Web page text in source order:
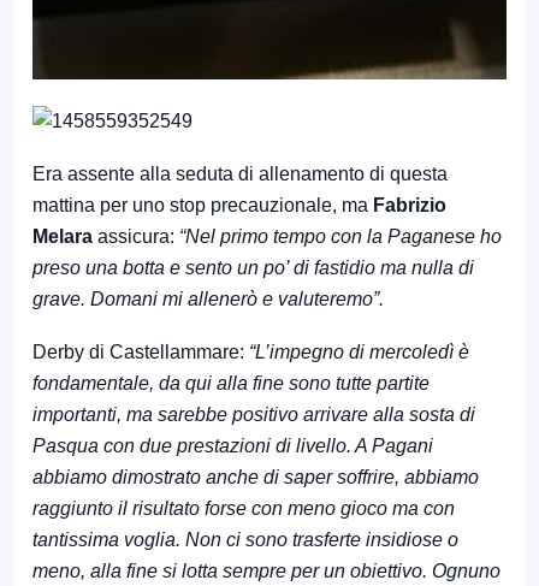
Era assente alla seduta di allenamento di questa
mattina per uno stop precauzionale, ma Fabrizio
Melara assicura: “Nel primo tempo con la Paganese ho
preso una botta e sento un po’ di fastidio ma nulla di
grave. Domani mi allenerò e valuteremo”.
Derby di Castellammare: “L’impegno di mercoledì è
fondamentale, da qui alla fine sono tutte partite
importanti, ma sarebbe positivo arrivare alla sosta di
Pasqua con due prestazioni di livello. A Pagani
abbiamo dimostrato anche di saper soffrire, abbiamo
raggiunto il risultato forse con meno gioco ma con
tantissima voglia. Non ci sono trasferte insidiose o
meno, alla fine si lotta sempre per un obiettivo. Ognuno